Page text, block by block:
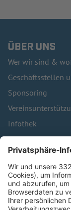
ÜBER UNS
Wer wir sind &
Geschäftsstellen
Sponsoring
Infothek
Kontakt
HÄUFIG
Pässe und
Trainerausbildung